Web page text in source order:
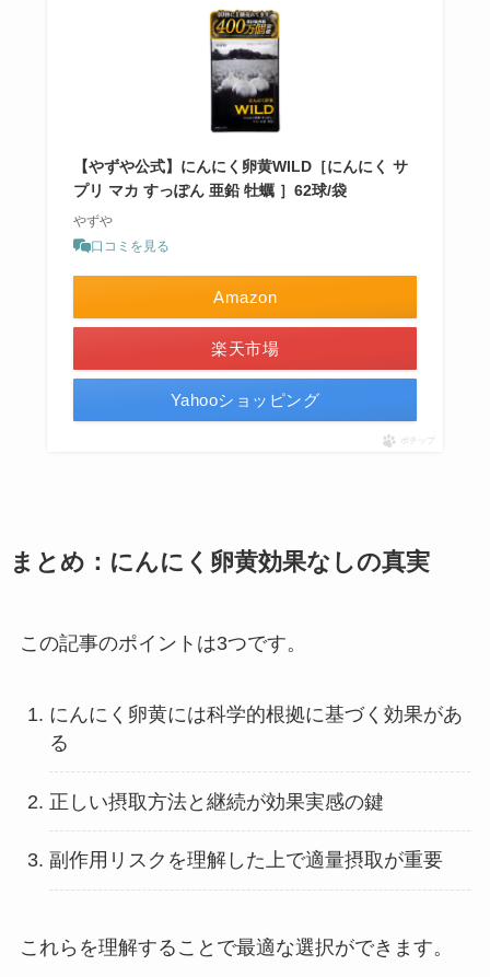
【やずや公式】にんにく卵黄WILD［にんにく サ
プリ マカ すっぽん 亜鉛 牡蠣 ］62球/袋
やずや
口コミを見る
Amazon
楽天市場
Yahooショッピング
ポチップ
まとめ ：にんにく卵黄効果なしの真実
この記事のポイントは3つです。
にんにく卵黄には科学的根拠に基づく効果があ
る
正しい摂取方法と継続が効果実感の鍵
副作用リスクを理解した上で適量摂取が重要
これらを理解することで最適な選択ができます。